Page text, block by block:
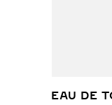
EAU DE